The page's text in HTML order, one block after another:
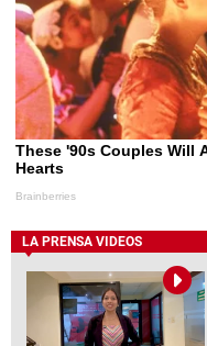
LA PRENSA VIDEOS